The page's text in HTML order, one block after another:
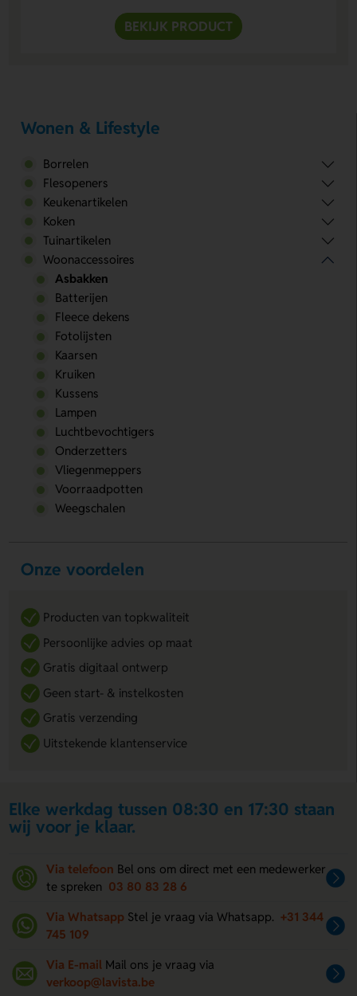
BEKIJK PRODUCT
Wonen & Lifestyle
Borrelen
Flesopeners
Keukenartikelen
Koken
Tuinartikelen
Woonaccessoires
Asbakken
Batterijen
Fleece dekens
Fotolijsten
Kaarsen
Kruiken
Kussens
Lampen
Luchtbevochtigers
Onderzetters
Vliegenmeppers
Voorraadpotten
Weegschalen
Onze voordelen
Producten van topkwaliteit
Persoonlijke advies op maat
Gratis digitaal ontwerp
Geen start- & instelkosten
Gratis verzending
Uitstekende klantenservice
Elke werkdag tussen 08:30 en 17:30 staan
wij voor je klaar.
Via telefoon Bel ons om direct met een medewerker
te spreken 03 80 83 28 6
Via Whatsapp Stel je vraag via Whatsapp. +31 344
745 109
Via E-mail Mail ons je vraag via
verkoop@lavista.be